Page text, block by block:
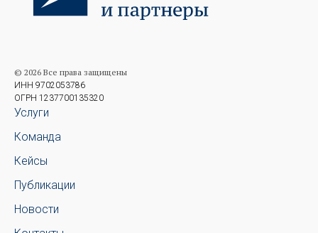
© 2026 Все права защищены
ИНН 9702053786
ОГРН 1237700135320
Услуги
Команда
Кейсы
Публикации
Новости